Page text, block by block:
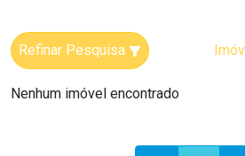
Refinar Pesquisa
Nenhum imóvel encontrado